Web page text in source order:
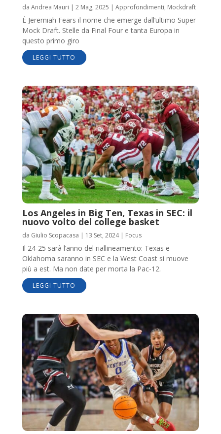
da Andrea Mauri | 2 Mag, 2025 | Approfondimenti, Mockdraft
É Jeremiah Fears il nome che emerge dall’ultimo Super
Mock Draft. Stelle da Final Four e tanta Europa in
questo primo giro
LEGGI TUTTO
Los Angeles in Big Ten, Texas in SEC: il
nuovo volto del college basket
da Giulio Scopacasa | 13 Set, 2024| Focus
Il 24-25 sarà l’anno del riallineamento: Texas e
Oklahoma saranno in SEC e la West Coast si muove
più a est. Ma non date per morta la Pac-12.
LEGGI TUTTO